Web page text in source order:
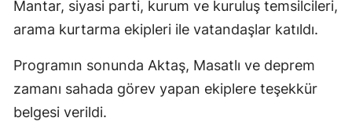
Mantar, siyasi parti, kurum ve kuruluş temsilcileri,
arama kurtarma ekipleri ile vatandaşlar katıldı.
Programın sonunda Aktaş, Masatlı ve deprem
zamanı sahada görev yapan ekiplere teşekkür
belgesi verildi.